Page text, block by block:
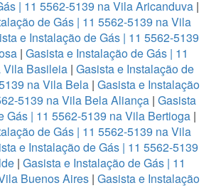
| 11 5562-5139 na Vila Aricanduva |
de Gás | 11 5562-5139 na Vila
e Instalação de Gás | 11 5562-5139
| Gasista e Instalação de Gás | 11
Vila Basileia| Gasista e Instalação de
na Vila Bela| Gasista e Instalação
5139 na Vila Bela Aliança| Gasista
Gás | 11 5562-5139 na Vila Bertioga |
de Gás | 11 5562-5139 na Vila
e Instalação de Gás | 11 5562-5139
| Gasista e Instalação de Gás | 11
Buenos Aires| Gasista e Instalação